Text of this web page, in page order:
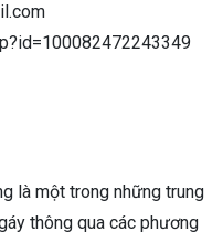
là một trong những trung
thông qua các phương